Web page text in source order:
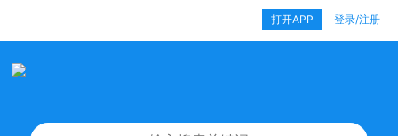
打开APP 登录/注册